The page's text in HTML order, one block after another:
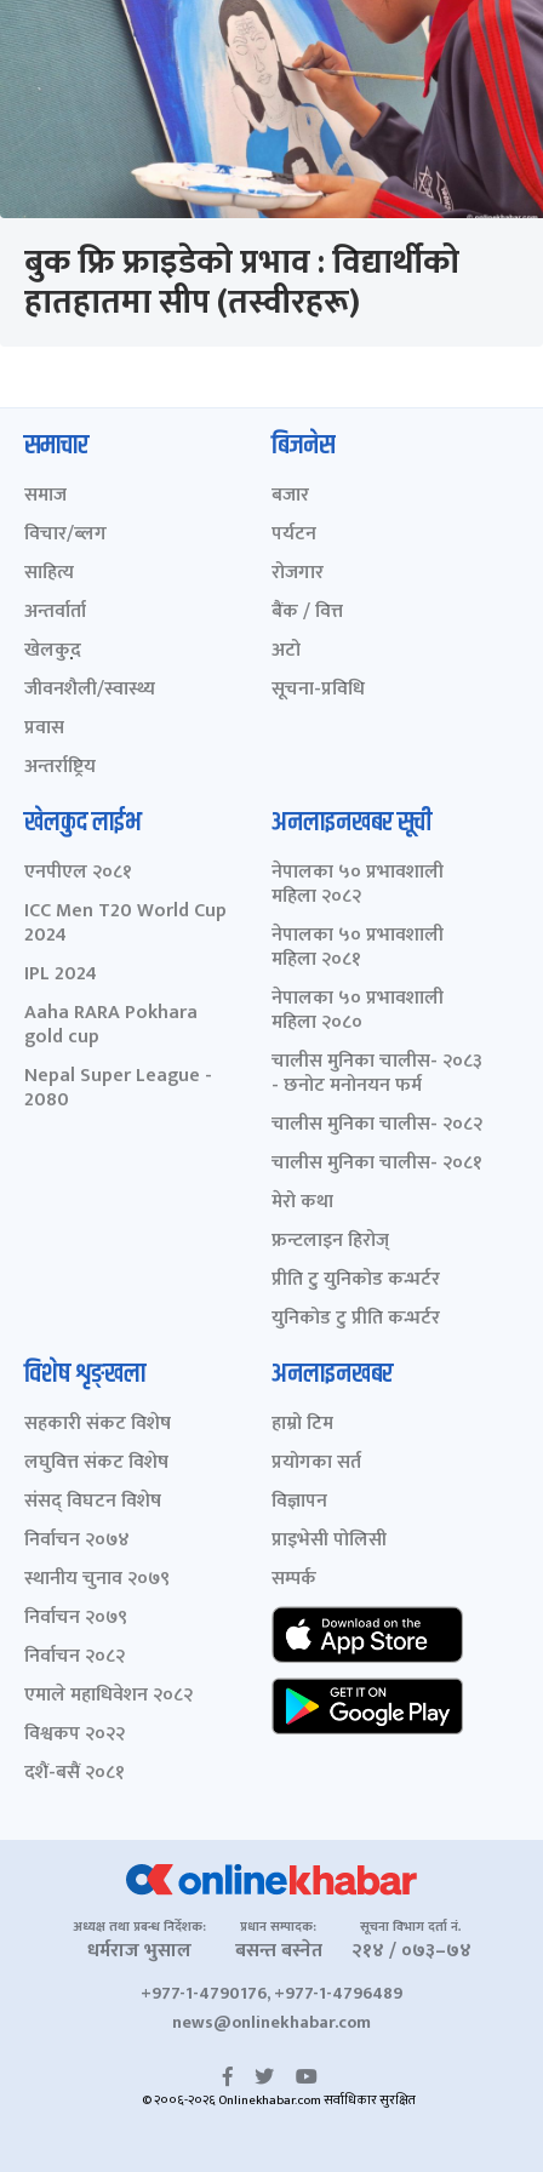
बुक फ्रि फ्राइडेको प्रभाव : विद्यार्थीको
हातहातमा सीप (तस्वीरहरू)
समाचार
समाज
विचार/ब्लग
साहित्य
अन्तर्वार्ता
खेलकुद़़
जीवनशैली/स्वास्थ्य
प्रवास
अन्तर्राष्ट्रिय
बिजनेस
बजार
पर्यटन
रोजगार
बैंक / वित्त
अटो
सूचना-प्रविधि
खेलकुद लाईभ
एनपीएल २०८१
ICC Men T20 World Cup
2024
IPL 2024
Aaha RARA Pokhara
gold cup
Nepal Super League -
2080
अनलाइनखबर सूची
नेपालका ५० प्रभावशाली
महिला २०८२
नेपालका ५० प्रभावशाली
महिला २०८१
नेपालका ५० प्रभावशाली
महिला २०८०
चालीस मुनिका चालीस- २०८३
- छनोट मनोनयन फर्म
चालीस मुनिका चालीस- २०८२
चालीस मुनिका चालीस- २०८१
मेरो कथा
फ्रन्टलाइन हिरोज्
प्रीति टु युनिकोड कन्भर्टर
युनिकोड टु प्रीति कन्भर्टर
विशेष शृङ्खला
सहकारी संकट विशेष
लघुवित्त संकट विशेष
संसद् विघटन विशेष
निर्वाचन २०७४
स्थानीय चुनाव २०७९
निर्वाचन २०७९
निर्वाचन २०८२
एमाले महाधिवेशन २०८२
विश्वकप २०२२
दशैं-बसैं २०८१
अनलाइनखबर
हाम्रो टिम
प्रयोगका सर्त
विज्ञापन
प्राइभेसी पोलिसी
सम्पर्क
अध्यक्ष तथा प्रबन्ध निर्देशक:
धर्मराज भुसाल
प्रधान सम्पादक:
बसन्त बस्नेत
सूचना विभाग दर्ता नं.
२१४ / ०७३–७४
+977-1-4790176, +977-1-4796489
news@onlinekhabar.com
© २००६-२०२६ Onlinekhabar.com सर्वाधिकार सुरक्षित